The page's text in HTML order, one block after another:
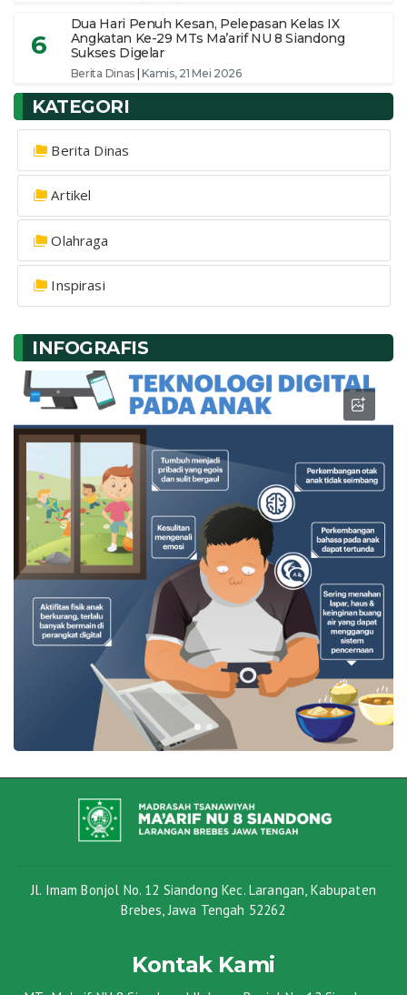
6
Dua Hari Penuh Kesan, Pelepasan Kelas IX
Angkatan Ke-29 MTs Ma’arif NU 8 Siandong
Sukses Digelar
Berita Dinas |Kamis, 21 Mei 2026
KATEGORI
Berita Dinas
Artikel
Olahraga
Inspirasi
INFOGRAFIS
Jl. Imam Bonjol No. 12 Siandong Kec. Larangan, Kabupaten
Brebes, Jawa Tengah 52262
Kontak Kami